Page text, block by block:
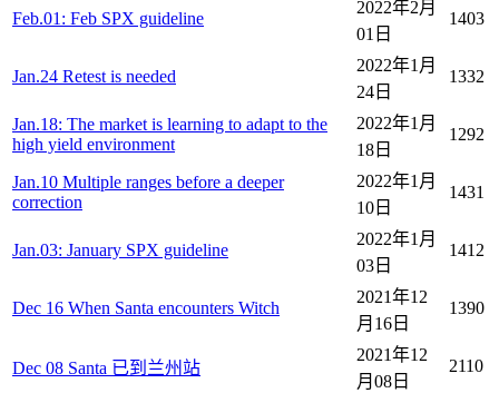
Feb.01: Feb SPX guideline
2022年2月
01日
1403
Jan.24 Retest is needed
2022年1月
24日
1332
Jan.18: The market is learning to adapt to the
high yield environment
2022年1月
18日
1292
Jan.10 Multiple ranges before a deeper
correction
2022年1月
10日
1431
Jan.03: January SPX guideline
2022年1月
03日
1412
Dec 16 When Santa encounters Witch
2021年12
月16日
1390
Dec 08 Santa 已到兰州站
2021年12
月08日
2110